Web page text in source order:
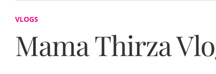
VLOGS
Mama Thirza